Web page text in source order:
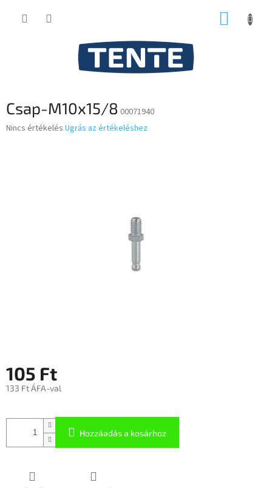
KOSÁR
Csap-M10x15/8 00071940
A
Nincs értékelés Ugrás az értékeléshez
105 Ft
133 Ft ÁFA-val
Hozzáadás a kosárhoz